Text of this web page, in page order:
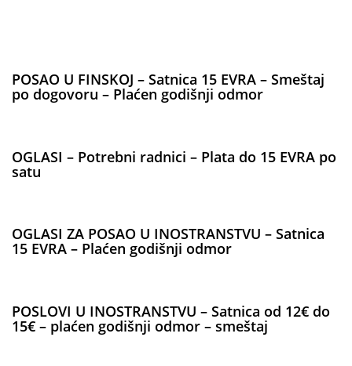
POSAO U FINSKOJ – Satnica 15 EVRA – Smeštaj
po dogovoru – Plaćen godišnji odmor
OGLASI – Potrebni radnici – Plata do 15 EVRA po
satu
OGLASI ZA POSAO U INOSTRANSTVU – Satnica
15 EVRA – Plaćen godišnji odmor
POSLOVI U INOSTRANSTVU – Satnica od 12€ do
15€ – plaćen godišnji odmor – smeštaj